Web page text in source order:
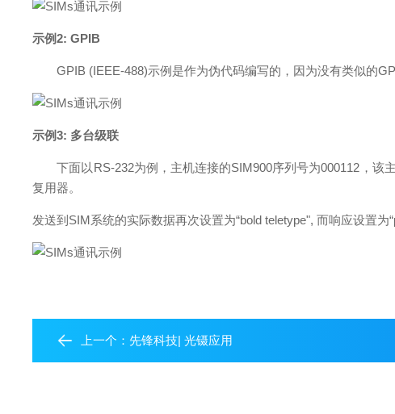
示例2: GPIB
GPIB (IEEE-488)示例是作为伪代码编写的，因为没有类似的
示例3: 多台级联
下面以RS-232为例，主机连接的SIM900序列号为000112，
复用器。
发送到SIM系统的实际数据再次设置为“bold teletype", 而响应设置为
上一个： 先锋科技| 光镊应用